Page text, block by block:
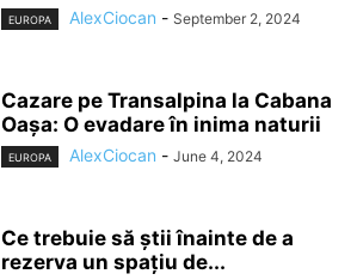
EUROPA AlexCiocan - September 2, 2024
Cazare pe Transalpina la Cabana
Oașa: O evadare în inima naturii
EUROPA AlexCiocan - June 4, 2024
Ce trebuie să știi înainte de a
rezerva un spațiu de...